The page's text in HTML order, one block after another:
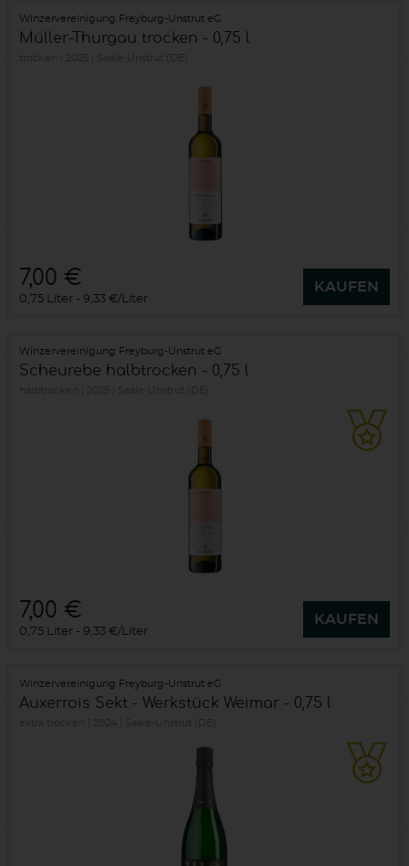
Winzervereinigung Freyburg-Unstrut eG
Müller-Thurgau trocken - 0,75 l
7,00 €
0,75 Liter 9,33 €/Liter
KAUFEN
Winzervereinigung Freyburg-Unstrut eG
Scheurebe halbtrocken - 0,75 l
7,00 €
0,75 Liter 9,33 €/Liter
KAUFEN
Winzervereinigung Freyburg-Unstrut eG
Auxerrois Sekt - Werkstück Weimar - 0,75 l